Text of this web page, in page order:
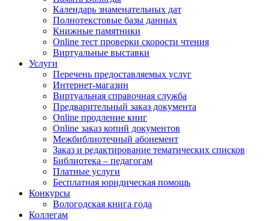
Календарь знаменательных дат
Полнотекстовые базы данных
Книжные памятники
Online тест проверки скорости чтения
Виртуальные выставки
Услуги
Перечень предоставляемых услуг
Интернет-магазин
Виртуальная справочная служба
Предварительный заказ документа
Online продление книг
Online заказ копий документов
Межбиблиотечный абонемент
Заказ и редактирование тематических списков
Библиотека – педагогам
Платные услуги
Бесплатная юридическая помощь
Конкурсы
Вологодская книга года
Коллегам